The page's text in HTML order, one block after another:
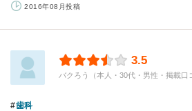
2016年08月投稿
3.5
バクろう（本人・30代・男性・掲載口
歯科